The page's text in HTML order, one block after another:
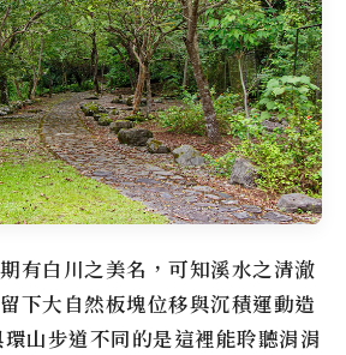
有白川之美名，可知溪水之清澈
下大自然板塊位移與沉積運動造
山步道不同的是這裡能聆聽涓涓